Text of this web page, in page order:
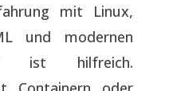
mit Linux,
und modernen
ist hilfreich.